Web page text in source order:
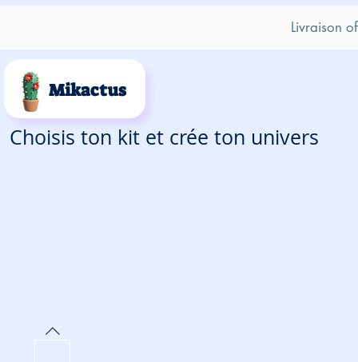
Livraison
Mikactus
Choisis ton kit et crée ton univers